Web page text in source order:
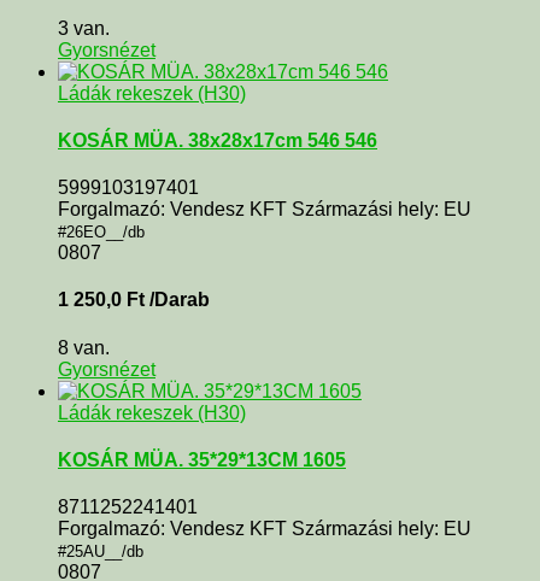
3 van.
Gyorsnézet
Ládák rekeszek (H30)
KOSÁR MÜA. 38x28x17cm 546 546
5999103197401
Forgalmazó: Vendesz KFT Származási hely: EU
#26EO__/db
0807
1 250,0 Ft /Darab
8 van.
Gyorsnézet
Ládák rekeszek (H30)
KOSÁR MÜA. 35*29*13CM 1605
8711252241401
Forgalmazó: Vendesz KFT Származási hely: EU
#25AU__/db
0807